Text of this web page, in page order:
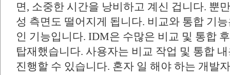
면, 소중한 시간을 낭비하고 계신 겁니다. 뿐
성 측면도 떨어지게 됩니다. 비교와 통합 기
인 기능입니다. IDM은 수많은 비교 및 통합
탑재했습니다. 사용자는 비교 작업 및 통합
진행할 수 있습니다. 혼자 일 해야 하는 개발